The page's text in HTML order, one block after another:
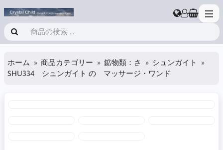
ホーム 商品カテゴリー 鉱物類：さ
シュンガイト
SHU334 シュンガイト の マッサージ・ワンド